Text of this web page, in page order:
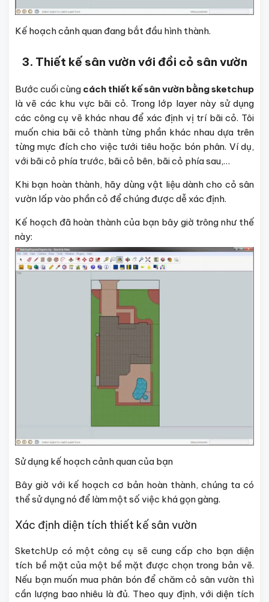
Kế hoạch cảnh quan đang bắt đầu hình thành.
3. Thiết kế sân vườn với đồi cỏ sân vườn
Bước cuối cùng cách thiết kế sân vườn bằng sketchup
là vẽ các khu vực bãi cỏ. Trong lớp layer này sử dụng
các công cụ vẽ khác nhau để xác định vị trí bãi cỏ. Tôi
muốn chia bãi cỏ thành từng phần khác nhau dựa trên
từng mực đích cho việc tưới tiêu hoặc bón phân. Ví dụ,
với bãi cỏ phía trước, bãi cỏ bên, bãi cỏ phía sau,…
Khi bạn hoàn thành, hãy dùng vật liệu dành cho cỏ sân
vườn lấp vào phần cỏ để chúng được dễ xác định.
Kế hoạch đã hoàn thành của bạn bây giờ trông như thế
này:
Sử dụng kế hoạch cảnh quan của bạn
Bây giờ với kế hoạch cơ bản hoàn thành, chúng ta có
thể sử dụng nó để làm một số việc khá gọn gàng.
Xác định diện tích thiết kế sân vườn
SketchUp có một công cụ sẽ cung cấp cho bạn diện
tích bề mặt của một bề mặt được chọn trong bản vẽ.
Nếu bạn muốn mua phân bón để chăm cỏ sân vườn thì
cần lượng bao nhiêu là đủ. Theo quy định, với diện tích